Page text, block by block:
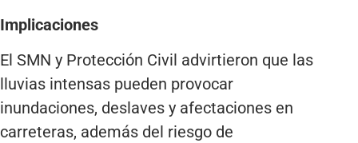
Implicaciones
El SMN y Protección Civil advirtieron que las
lluvias intensas pueden provocar
inundaciones, deslaves y afectaciones en
carreteras, además del riesgo de